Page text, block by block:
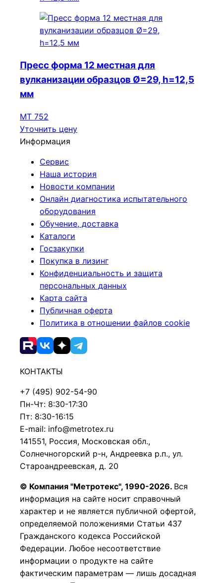
Пресс форма 12 местная для
вулканизации образцов Ø=29, h=12,5
мм
МТ 752
Уточнить цену
Информация
Сервис
Наша история
Новости компании
Онлайн диагностика испытательного
оборудования
Обучение, доставка
Каталоги
Госзакупки
Покупка в лизинг
Конфиденциальность и защита
персональных данных
Карта сайта
Публичная оферта
Политика в отношении файлов cookie
КОНТАКТЫ
+7 (495) 902-54-90
Пн-Чт: 8:30-17:30
Пт: 8:30-16:15
E-mail: info@metrotex.ru
141551, Россия, Московская обл.,
Солнечногорский р-н, Андреевка р.п., ул.
Староандреевская, д. 20
© Компания "Метротекс", 1990-2026. Вся
информация на сайте носит справочный
характер и не является публичной офертой,
определяемой положениями Статьи 437
Гражданского кодекса Российской
Федерации. Любое несоответствие
информации о продукте на сайте
фактическим параметрам — лишь досадная